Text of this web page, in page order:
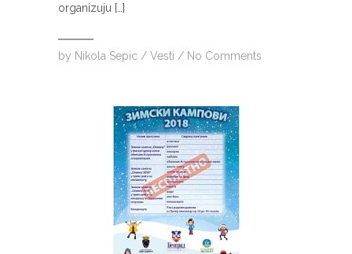
organizuju […]
by Nikola Sepic / Vesti / No Comments